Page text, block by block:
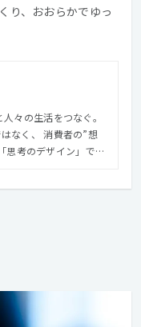
り、おおらかでゆっ
々の生活をつなぐ。
なく、 消費者の”想
思考のデザイン」で、
取り組むことで、企
イトを発見し、 この
れを